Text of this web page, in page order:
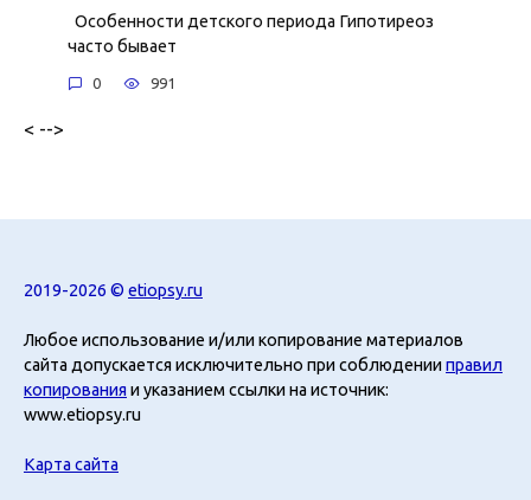
Особенности детского периода Гипотиреоз
часто бывает
0 991
< -->
2019-2026 © etiopsy.ru
Любое использование и/или копирование материалов
сайта допускается исключительно при соблюденииправил
копирования и указанием ссылки на источник:
www.etiopsy.ru
Карта сайта